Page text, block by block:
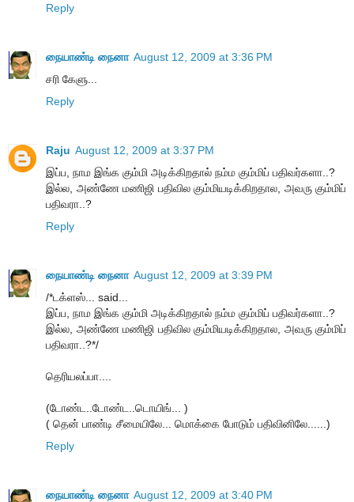
Reply
நையாண்டி நைனா August 12, 2009 at 3:36 PM
சரி கேளு...
Reply
Raju August 12, 2009 at 3:37 PM
இப்ப, நாம இங்க கும்மி அடிக்கிறதால் நம்ம கும்மிப் பதிவர்களா..?
இல்ல, அண்ணே மணிஜி பதிவில கும்மியடிக்கிறதால, அவரு கும்மிப்
பதிவரா..?
Reply
நையாண்டி நைனா August 12, 2009 at 3:39 PM
/*டக்ளஸ்... said...
இப்ப, நாம இங்க கும்மி அடிக்கிறதால் நம்ம கும்மிப் பதிவர்களா..?
இல்ல, அண்ணே மணிஜி பதிவில கும்மியடிக்கிறதால, அவரு கும்மிப்
பதிவரா..?*/
தெரியலப்பா....
(டோண்ட..டோண்ட..டொயிங்... )
( தென் பாண்டி சீமையிலே... மொக்கை போடும் பதிவினிலே......)
Reply
நையாண்டி நைனா August 12, 2009 at 3:40 PM